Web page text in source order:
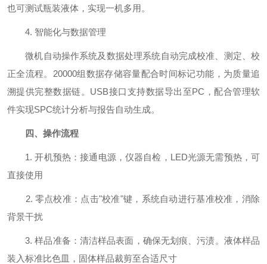
也可测试瓶装液体，实现一机多用。
4. 智能化与数据管理
微机自动操作系统及数据处理系统自动完成校准、测定、校
正全流程。20000组数据存储容量配合时间标记功能，为质量追
溯提供完整数据链。USB接口支持数据导出至PC，配合管理软
件实现SPC统计分析与报告自动生成。
四、操作流程
1. 开机预热：接通电源，仪器自检，LED光源无需预热，可
直接使用
2. 零点校准：点击"校准"键，系统自动进行基准校准，消除
背景干扰
3. 样品准备：清洁样品表面，确保无划痕、污渍。液体样品
装入标准比色皿，固体样品裁剪至合适尺寸